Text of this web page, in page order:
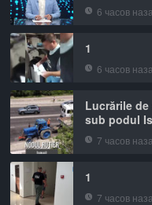
6 часов
1
6 часов
Lucrările
sub podul
7 часов
1
7 часов